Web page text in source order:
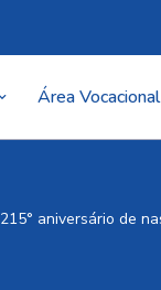
Área Vocacional
aniversário de